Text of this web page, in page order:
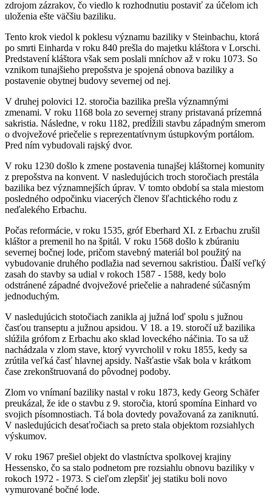
zdrojom zázrakov, čo viedlo k rozhodnutiu postaviť za účelom ich
uloženia ešte väčšiu baziliku.
Tento krok viedol k poklesu významu baziliky v Steinbachu, ktorá
po smrti Einharda v roku 840 prešla do majetku kláštora v Lorschi.
Predstavení kláštora však sem poslali mníchov až v roku 1073. So
vznikom tunajšieho prepošstva je spojená obnova baziliky a
postavenie obytnej budovy severnej od nej.
V druhej polovici 12. storočia bazilika prešla významnými
zmenami. V roku 1168 bola zo severnej strany pristavaná prízemná
sakristia. Následne, v roku 1182, predĺžili stavbu západným smerom
o dvojvežové priečelie s reprezentatívnym ústupkovým portálom.
Pred ním vybudovali rajský dvor.
V roku 1230 došlo k zmene postavenia tunajšej kláštornej komunity
z prepošstva na konvent. V nasledujúcich troch storočiach prestála
bazilika bez významnejších úprav. V tomto období sa stala miestom
posledného odpočinku viacerých členov šľachtického rodu z
neďalekého Erbachu.
Počas reformácie, v roku 1535, gróf Eberhard XI. z Erbachu zrušil
kláštor a premenil ho na špitál. V roku 1568 došlo k zbúraniu
severnej bočnej lode, pričom stavebný materiál bol použitý na
vybudovanie druhého podlažia nad severnou sakristiou. Ďalší veľký
zasah do stavby sa udial v rokoch 1587 - 1588, kedy bolo
odstránené západné dvojvežové priečelie a nahradené súčasným
jednoduchým.
V nasledujúcich stotočiach zanikla aj južná loď spolu s južnou
časťou transeptu a južnou apsidou. V 18. a 19. storočí už bazilika
slúžila grófom z Erbachu ako sklad loveckého náčinia. To sa už
nachádzala v zlom stave, ktorý vyvrcholil v roku 1855, kedy sa
zrútila veľká časť hlavnej apsidy. Našťastie však bola v krátkom
čase zrekonštruovaná do pôvodnej podoby.
Zlom vo vnímaní baziliky nastal v roku 1873, kedy Georg Schäfer
preukázal, že ide o stavbu z 9. storočia, ktorú spomína Einhard vo
svojich písomnostiach. Tá bola dovtedy považovaná za zaniknutú.
V nasledujúcich desaťročiach sa preto stala objektom rozsiahlych
výskumov.
V roku 1967 prešiel objekt do vlastníctva spolkovej krajiny
Hessensko, čo sa stalo podnetom pre rozsiahlu obnovu baziliky v
rokoch 1972 - 1973. S cieľom zlepšiť jej statiku boli novo
vymurované bočné lode.